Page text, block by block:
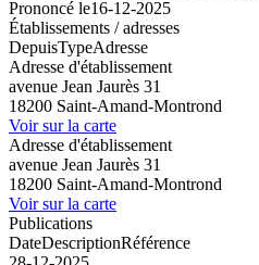
Prononcé le16-12-2025
Établissements / adresses
DepuisTypeAdresse
Adresse d'établissement
avenue Jean Jaurès 31
18200 Saint-Amand-Montrond
Voir sur la carte
Adresse d'établissement
avenue Jean Jaurès 31
18200 Saint-Amand-Montrond
Voir sur la carte
Publications
DateDescriptionRéférence